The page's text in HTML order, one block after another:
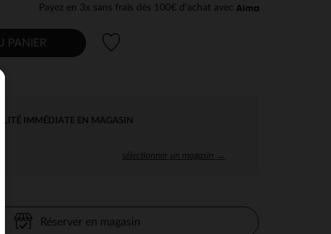
Payez en 3x sans frais dès 100€ d'achat avec
PANIER
IMMÉDIATE EN MAGASIN
sélectionner un magasin →
Réserver en magasin